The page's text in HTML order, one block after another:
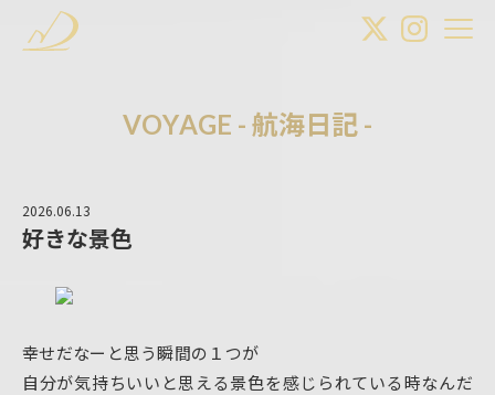
VOYAGE - 航海日記 -
2026.06.13
好きな景色
幸せだなーと思う瞬間の１つが
自分が気持ちいいと思える景色を感じられている時なんだ